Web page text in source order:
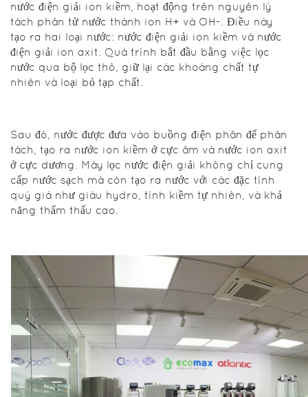
khoáng chất
có lợi đi qua,
mang lại
một lợi thế
lớn so với
công nghệ
Nano trở
thành một
trong những
lựa chọn phổ
biến hiện
nay.
Khoáng chất
là yếu tố
quan trọng
trong nước,
cung cấp
các chất
dinh dưỡng
cần thiết cho
cơ thể. Công
nước điện giải ion kiềm, hoạt động trên nguyên lý
tách phân tử nước thành ion H+ và OH-. Điều này
tạo ra hai loại nước: nước điện giải ion kiềm và nước
điện giải ion axit. Quá trình bắt đầu bằng việc lọc
nước qua bộ lọc thô, giữ lại các khoáng chất tự
nhiên và loại bỏ tạp chất.
Sau đó, nước được đưa vào buồng điện phân để phân
tách, tạo ra nước ion kiềm ở cực âm và nước ion axit
ở cực dương. Máy lọc nước điện giải không chỉ cung
cấp nước sạch mà còn tạo ra nước với các đặc tính
quý giá như giàu hydro, tính kiềm tự nhiên, và khả
năng thẩm thấu cao.